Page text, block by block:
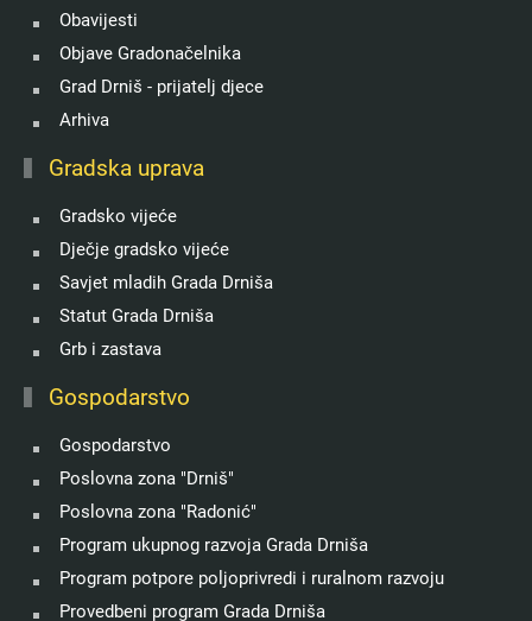
Obavijesti
Objave Gradonačelnika
Grad Drniš - prijatelj djece
Arhiva
Gradska uprava
Gradsko vijeće
Dječje gradsko vijeće
Savjet mladih Grada Drniša
Statut Grada Drniša
Grb i zastava
Gospodarstvo
Gospodarstvo
Poslovna zona "Drniš"
Poslovna zona "Radonić"
Program ukupnog razvoja Grada Drniša
Program potpore poljoprivredi i ruralnom razvoju
Provedbeni program Grada Drniša